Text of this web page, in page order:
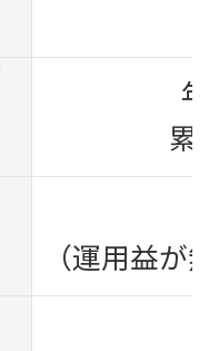
年
累
（運用益が